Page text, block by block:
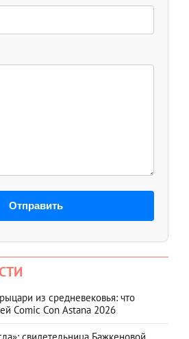
Отправить
из средневековья: что
Comic Con Astana 2026